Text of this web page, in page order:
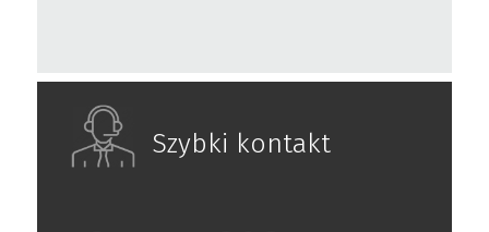
Szybki kontakt